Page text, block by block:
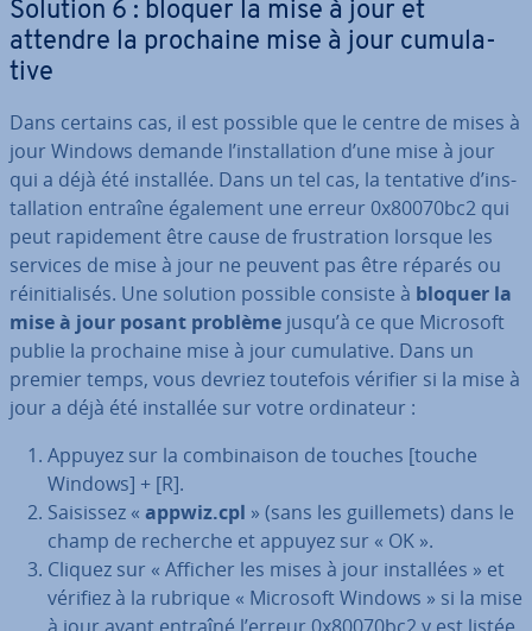
Solution 6 : bloquer la mise à jour et
attendre la prochaine mise à jour cu­mu­la­
tive
Dans certains cas, il est possible que le centre de mises à
jour Windows demande l’ins­tal­la­tion d’une mise à jour
qui a déjà été installée. Dans un tel cas, la tentative d’ins­
tal­la­tion entraîne également une erreur 0x80070bc2 qui
peut ra­pi­de­ment être cause de frus­tra­tion lorsque les
services de mise à jour ne peuvent pas être réparés ou
réi­ni­tia­li­sés. Une solution possible consiste à bloquer la
mise à jour posant problème jusqu’à ce que Microsoft
publie la prochaine mise à jour cu­mu­la­tive. Dans un
premier temps, vous devriez toutefois vérifier si la mise à
jour a déjà été installée sur votre or­di­na­teur :
Appuyez sur la com­bi­nai­son de touches [touche
Windows] + [R].
Saisissez « appwiz.cpl » (sans les guil­le­mets) dans le
champ de recherche et appuyez sur « OK ».
Cliquez sur « Afficher les mises à jour ins­tal­lées » et
vérifiez à la rubrique « Microsoft Windows » si la mise